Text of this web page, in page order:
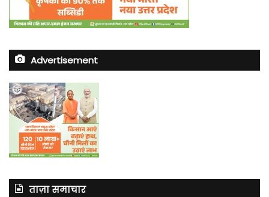
Advertisement
ताज़ा समाचार